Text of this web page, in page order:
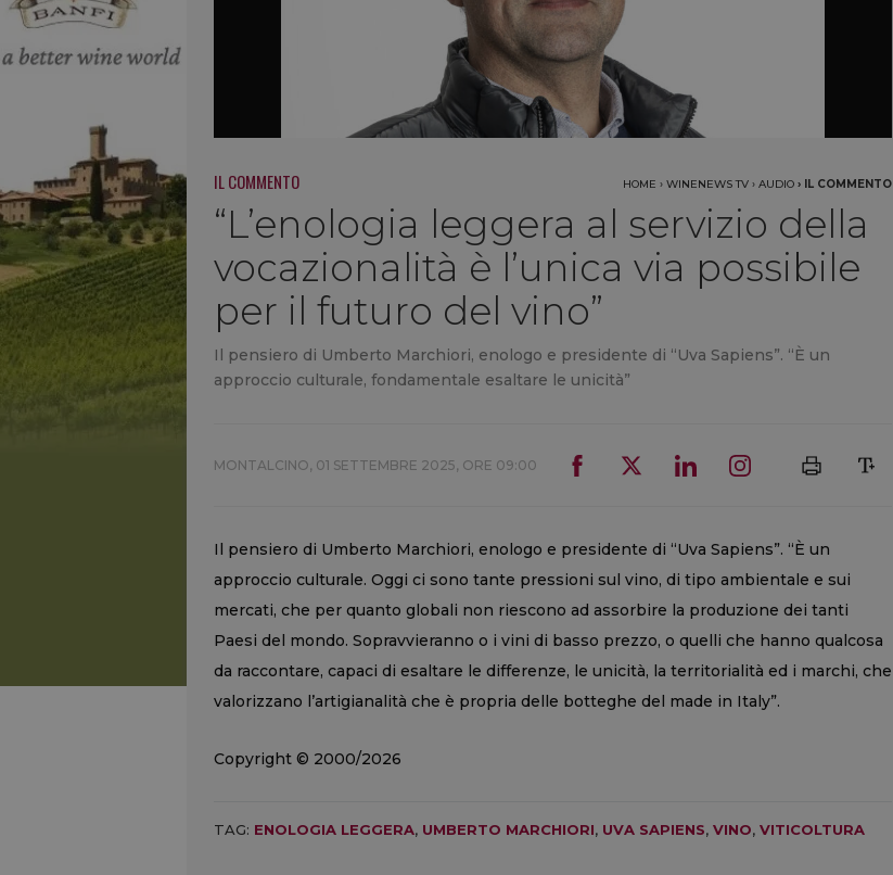
IL COMMENTO HOME › WINENEWS TV › AUDIO › IL COMMENTO
“L’enologia leggera al servizio della
vocazionalità è l’unica via possibile
per il futuro del vino”
Il pensiero di Umberto Marchiori, enologo e presidente di “Uva Sapiens”. “È un
approccio culturale, fondamentale esaltare le unicità”
MONTALCINO, 01 SETTEMBRE 2025, ORE 09:00
Il pensiero di Umberto Marchiori, enologo e presidente di “Uva Sapiens”. “È un
approccio culturale. Oggi ci sono tante pressioni sul vino, di tipo ambientale e sui
mercati, che per quanto globali non riescono ad assorbire la produzione dei tanti
Paesi del mondo. Sopravvieranno o i vini di basso prezzo, o quelli che hanno qualcosa
da raccontare, capaci di esaltare le differenze, le unicità, la territorialità ed i marchi, che
valorizzano l’artigianalità che è propria delle botteghe del made in Italy”.
Copyright © 2000/2026
TAG: ENOLOGIA LEGGERA, UMBERTO MARCHIORI, UVA SAPIENS, VINO, VITICOLTURA